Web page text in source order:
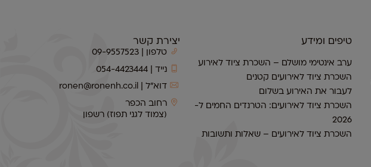
טיפים ומידע
ערב אינטימי מושלם – השכרת ציוד לאירוע
השכרת ציוד לאירועים קטנים
לעבור את האירוע בשלום
השכרת ציוד לאירועים: הטרנדים החמים ל-
2026
השכרת ציוד לאירועים – שאלות ותשובות
יצירת קשר
טלפון | 09-9557523
נייד | 054-4423444
דוא״ל | ronen@ronenh.co.il
רחוב הכפר
(צמוד לגני תפוז) רשפון